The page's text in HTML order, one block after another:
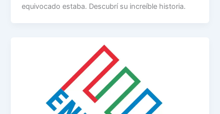
equivocado estaba. Descubrí su increíble historia.